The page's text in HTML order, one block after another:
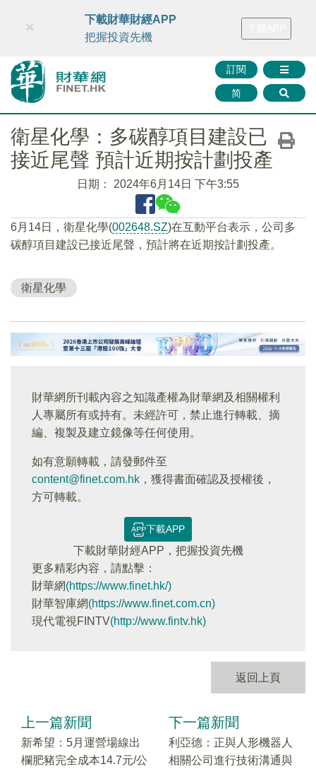
財華智庫網 FINTV FINMETA 財華證券 媒體矩陣
訂閱
简
×
下載財華財經APP
把握投資先機
衛星化學：多碳醇項目建設已
接近尾聲 預計近期按計劃投產
日期： 2024年6月14日 下午3:55
6月14日，衛星化學(002648.SZ)在互動平台表示，公司多
碳醇項目建設已接近尾聲，預計將在近期按計劃投產。
衛星化學
財華網所刊載內容之知識產權為財華網及相關權利
人專屬所有或持有。未經許可，禁止進行轉載、摘
編、複製及建立鏡像等任何使用。
如有意願轉載，請發郵件至
content@finet.com.hk ，獲得書面確認及授權後，
方可轉載。
下載APP
下載財華財經APP，把握投資先機
更多精彩内容，請點擊：
財華網(https://www.finet.hk/)
財華智庫網(https://www.finet.com.cn)
現代電視FINTV(http://www.fintv.hk)
返回上頁
上一篇新聞
新希望：5月運營場線出
欄肥豬完全成本14.7元/公
下一篇新聞
利亞德：正與人形機器人
相關公司進行技術溝通與